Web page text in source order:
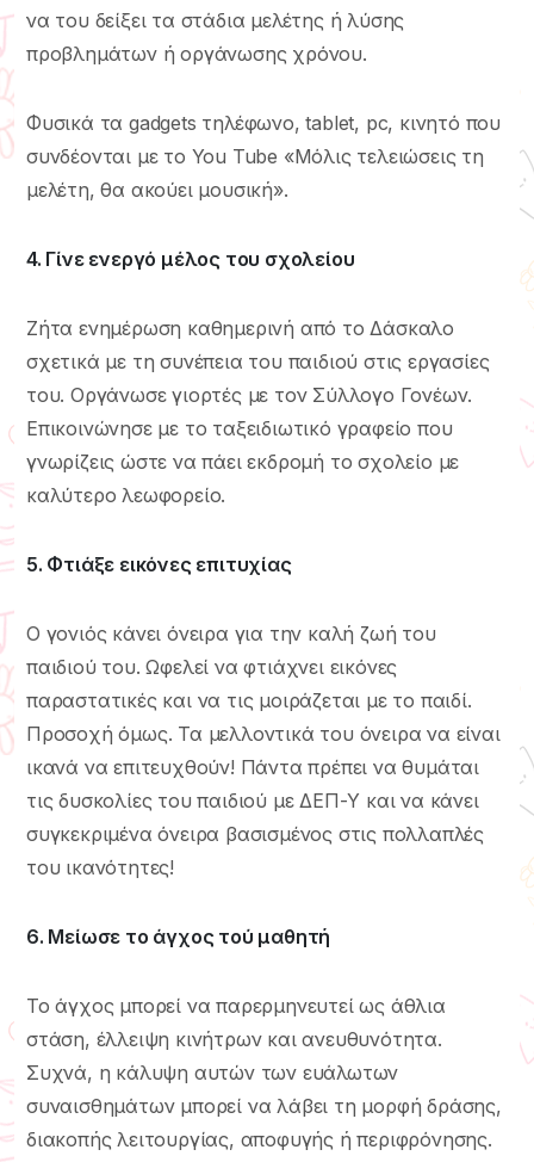
να του δείξει τα στάδια μελέτης ή λύσης
προβλημάτων ή οργάνωσης χρόνου.
Φυσικά τα gadgets τηλέφωνο, tablet, pc, κινητό που
συνδέονται με το You Tube «Μόλις τελειώσεις τη
μελέτη, θα ακούει μουσική».
4. Γίνε ενεργό μέλος του σχολείου
Ζήτα ενημέρωση καθημερινή από το Δάσκαλο
σχετικά με τη συνέπεια του παιδιού στις εργασίες
του. Οργάνωσε γιορτές με τον Σύλλογο Γονέων.
Επικοινώνησε με το ταξειδιωτικό γραφείο που
γνωρίζεις ώστε να πάει εκδρομή το σχολείο με
καλύτερο λεωφορείο.
5. Φτιάξε εικόνες επιτυχίας
Ο γονιός κάνει όνειρα για την καλή ζωή του
παιδιού του. Ωφελεί να φτιάχνει εικόνες
παραστατικές και να τις μοιράζεται με το παιδί.
Προσοχή όμως. Τα μελλοντικά του όνειρα να είναι
ικανά να επιτευχθούν! Πάντα πρέπει να θυμάται
τις δυσκολίες του παιδιού με ΔΕΠ-Υ και να κάνει
συγκεκριμένα όνειρα βασισμένος στις πολλαπλές
του ικανότητες!
6. Μείωσε το άγχος τού μαθητή
Το άγχος μπορεί να παρερμηνευτεί ως άθλια
στάση, έλλειψη κινήτρων και ανευθυνότητα.
Συχνά, η κάλυψη αυτών των ευάλωτων
συναισθημάτων μπορεί να λάβει τη μορφή δράσης,
διακοπής λειτουργίας, αποφυγής ή περιφρόνησης.